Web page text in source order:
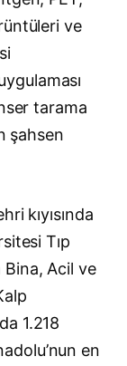
ve
tarama
şahsen
kıyısında
Tıp
Acil ve
1.218
en